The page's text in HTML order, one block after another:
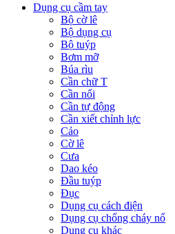
Dụng cụ cầm tay
Bộ cờ lê
Bộ dụng cụ
Bộ tuýp
Bơm mỡ
Búa rìu
Cần chữ T
Cần nối
Cần tự động
Cần xiết chỉnh lực
Cảo
Cờ lê
Cưa
Dao kéo
Đầu tuýp
Đục
Dụng cụ cách điện
Dụng cụ chống cháy nổ
Dụng cụ khác